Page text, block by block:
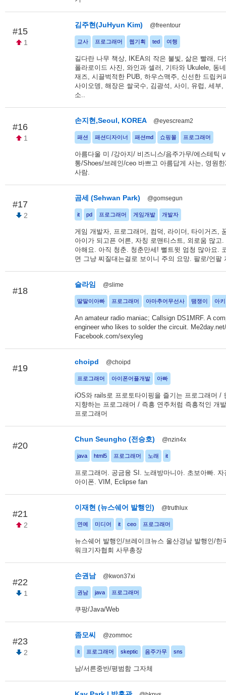
#15
1
김주현(JuHyun Kim) @freentour
교사 프로그래머 웹기획 ted 여행
길다란 나무 책상, IKEA의 작은 불빛, 삶은 빨래, 다
폴라로이드 사진, 와인과 셀러, 기타와 Ukulele, 동
재즈, 시끌벅적한 PUB, 하우스맥주, 신선한 드립커
사이오뎅, 해장은 쌀국수, 김광석, 사이, 유럽, 세부,
소..
#16
1
손지현,Seoul, KOREA @eyescream2
패션 패션디자이너 패션md 쇼핑몰 프로그래머
아름다울 미 /강아지/ 비즈니스/음주가무/에스테틱
통/Shoes/브레인/ceo 바쁘고 아름답게 사는, 영원
사람.
#17
2
곰세 (Sehwan Park) @gomsegun
it pd 프로그래머 게임개발 개발자
게임 개발자, 프로그래머, 컴덕, 라이더, 타이거즈,
아이가 되고픈 어른, 자칭 로맨티스트, 외로움 많고.
아해요. 아직 청춘. 청춘만세! 뻘트윗 엄청 많아요.
면 그냥 찌질대는걸로 보이니 주의 요망. 팔로/언팔
#18
슬라임 @slime
딸딸이아빠 프로그래머 아마추어무선사 땜쟁이 아
An amateur radio maniac; Callsign DS1MRF. A
engineer who likes to solder the circuit.
Facebook.com/sexyleg
#19
choipd @choipd
프로그래머 아이폰어플개발 아빠
iOS와 rails로 프로토타이핑을 즐기는 프로그래머 /
지향하는 프로그래머 / 즉흥 연주처럼 즉흥적인 개
프로그래머
#20
Chun Seungho (전승호) @nzin4x
java html5 프로그래머 노래 it
프로그래머. 공금융 SI. 노래방마니아. 초보아빠. 자
아이폰. VIM, Eclipse fan
#21
2
이재현 (뉴스쉐어 발행인) @truthlux
연예 미디어 it ceo 프로그래머
뉴스쉐어 발행인/브레이크뉴스 울산경남 발행인/한
워크기자협회 사무총장
#22
1
손권남 @kwon37xi
권남 java 프로그래머
쿠팡/Java/Web
#23
2
좀모씨 @zommoc
it 프로그래머 skeptic 음주가무 sns
남/서른중반/평범함 그자체